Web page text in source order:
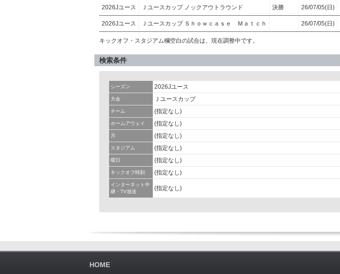
2026Jユース Ｊユースカップ ノックアウトラウンド 決勝 26/07/05(日)
2026Jユース Ｊユースカップ Ｓｈｏｗｃａｓｅ Ｍａｔｃｈ 26/07/05(日)
キックオフ・スタジアム欄空白の試合は、現在調整中です。
検索条件
シーズン 2026Jユース
大会 Ｊユースカップ
チーム (指定なし)
ホームアウェイ (指定なし)
月 (指定なし)
スタジアム (指定なし)
曜日 (指定なし)
キックオフ時刻 (指定なし)
インターネット中
継・TV放送
(指定なし)
HOME